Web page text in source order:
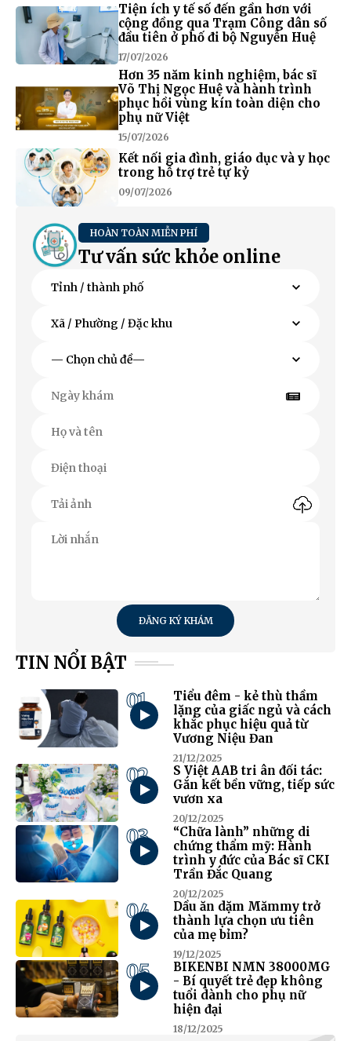
Tiện ích y tế số đến gần hơn với
cộng đồng qua Trạm Công dân số
đầu tiên ở phố đi bộ Nguyễn Huệ
17/07/2026
Hơn 35 năm kinh nghiệm, bác sĩ
Võ Thị Ngọc Huệ và hành trình
phục hồi vùng kín toàn diện cho
phụ nữ Việt
15/07/2026
Kết nối gia đình, giáo dục và y học
trong hỗ trợ trẻ tự kỷ
09/07/2026
HOÀN TOÀN MIỄN PHÍ
Tư vấn sức khỏe online
ĐĂNG KÝ KHÁM
TIN NỔI BẬT
01
Tiểu đêm - kẻ thù thầm
lặng của giấc ngủ và cách
khắc phục hiệu quả từ
Vương Niệu Đan
21/12/2025
02
S Việt AAB tri ân đối tác:
Gắn kết bền vững, tiếp sức
vươn xa
20/12/2025
03
“Chữa lành” những di
chứng thẩm mỹ: Hành
trình y đức của Bác sĩ CKI
Trần Đắc Quang
20/12/2025
04
Dầu ăn dặm Mămmy trở
thành lựa chọn ưu tiên
của mẹ bỉm?
19/12/2025
05
BIKENBI NMN 38000MG
- Bí quyết trẻ đẹp không
tuổi dành cho phụ nữ
hiện đại
18/12/2025